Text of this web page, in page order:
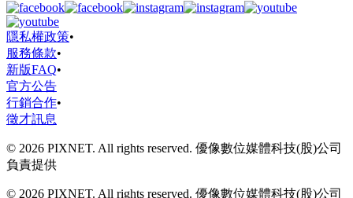
隱私權政策•
服務條款•
新版FAQ•
官方公告
行銷合作•
徵才訊息
© 2026 PIXNET. All rights reserved. 優像數位媒體科技(股)公司
負責提供
© 2026 PIXNET. All rights reserved. 優像數位媒體科技(股)公司